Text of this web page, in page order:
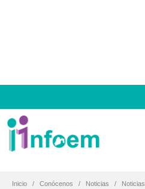
Inicio Conócenos Noticias Noticias